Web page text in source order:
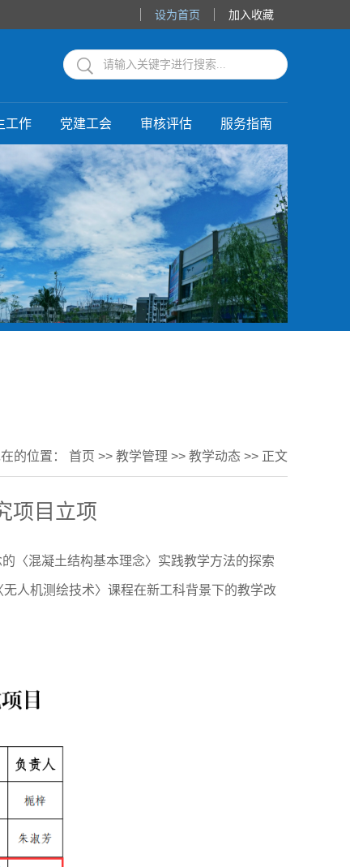
设为首页 加入收藏
工作 党建工会 审核评估 服务指南
的位置： 首页 >> 教学管理 >> 教学动态 >> 正文
项目立项
〈混凝土结构基本理念〉实践教学方法的探索
人机测绘技术〉课程在新工科背景下的教学改